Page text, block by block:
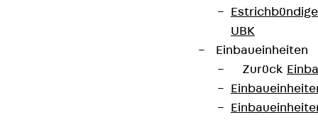
UBK
Einbaueinheiten
Zurück